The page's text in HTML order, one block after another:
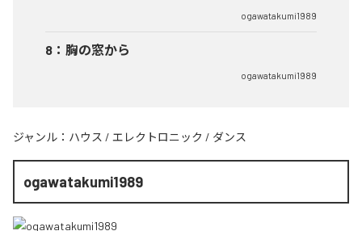
ogawatakumi1989
8 ： 胸の窓から
ogawatakumi1989
ジャンル： ハウス / エレクトロニック / ダンス
ogawatakumi1989